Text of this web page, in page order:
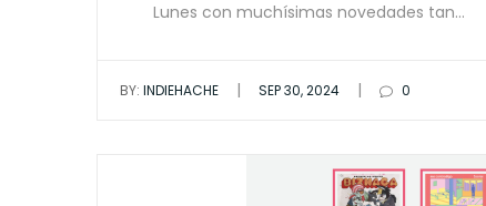
Lunes con muchísimas novedades tan…
BY: INDIEHACHE | SEP 30, 2024 | 0